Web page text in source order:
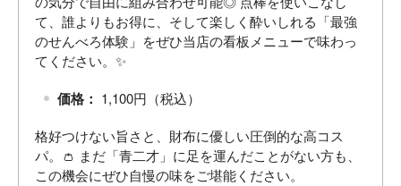
て、誰よりもお得に、そして楽しく酔いしれる「最強
のせんべろ体験」をぜひ当店の看板メニューで味わっ
てください。✨
価格： 1,100円（税込）
格好つけない旨さと、財布に優しい圧倒的な高コス
パ。👛 まだ「青二才」に足を運んだことがない方も、
この機会にぜひ自慢の味をご堪能ください。